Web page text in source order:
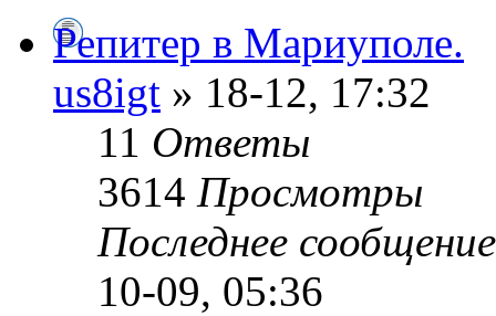
Репитер в Мариуполе.
us8igt » 18-12, 17:32
11 Ответы
3614 Просмотры
Последнее
10-09, 05:36